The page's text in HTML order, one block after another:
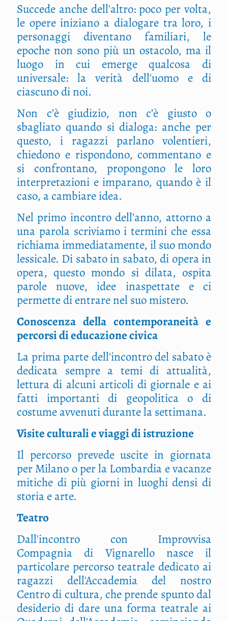
Succede anche dell'altro: poco per volta,
le opere iniziano a dialogare tra loro, i
personaggi diventano familiari, le
epoche non sono più un ostacolo, ma il
luogo in cui emerge qualcosa di
universale: la verità dell'uomo e di
ciascuno di noi.
Non c’è giudizio, non c’è giusto o
sbagliato quando si dialoga: anche per
questo, i ragazzi parlano volentieri,
chiedono e rispondono, commentano e
si confrontano, propongono le loro
interpretazioni e imparano, quando è il
caso, a cambiare idea.
Nel primo incontro dell’anno, attorno a
una parola scriviamo i termini che essa
richiama immediatamente, il suo mondo
lessicale. Di sabato in sabato, di opera in
opera, questo mondo si dilata, ospita
parole nuove, idee inaspettate e ci
permette di entrare nel suo mistero.
Conoscenza della contemporaneità e
percorsi di educazione civica
La prima parte dell'incontro del sabato è
dedicata sempre a temi di attualità,
lettura di alcuni articoli di giornale e ai
fatti importanti di geopolitica o di
costume avvenuti durante la settimana.
Visite culturali e viaggi di istruzione
Il percorso prevede uscite in giornata
per Milano o per la Lombardia e vacanze
mitiche di più giorni in luoghi densi di
storia e arte.
Teatro
Dall'incontro con Improvvisa
Compagnia di Vignarello nasce il
particolare percorso teatrale dedicato ai
ragazzi dell'Accademia del nostro
Centro di cultura, che prende spunto dal
desiderio di dare una forma teatrale ai